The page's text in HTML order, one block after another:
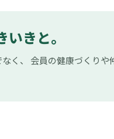
きと。
く、 会員の健康づくり